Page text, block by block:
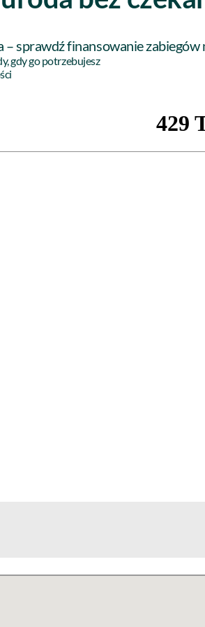
sprawdź finansowanie zabiegów
gdy go potrzebujesz